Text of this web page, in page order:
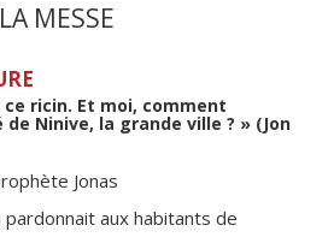
MESSE
ricin. Et moi, comment
de Ninive, la grande ville ? » (Jon
Jonas
pardonnait aux habitants de